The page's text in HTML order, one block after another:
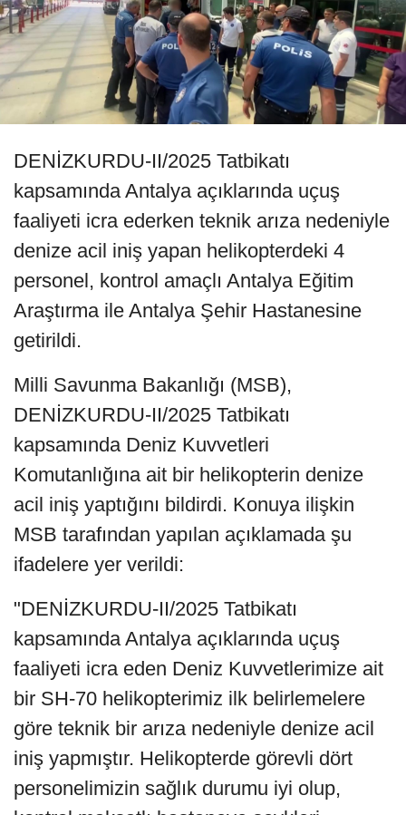
DENİZKURDU-II/2025 Tatbikatı
kapsamında Antalya açıklarında uçuş
faaliyeti icra ederken teknik arıza nedeniyle
denize acil iniş yapan helikopterdeki 4
personel, kontrol amaçlı Antalya Eğitim
Araştırma ile Antalya Şehir Hastanesine
getirildi.
Milli Savunma Bakanlığı (MSB),
DENİZKURDU-II/2025 Tatbikatı
kapsamında Deniz Kuvvetleri
Komutanlığına ait bir helikopterin denize
acil iniş yaptığını bildirdi. Konuya ilişkin
MSB tarafından yapılan açıklamada şu
ifadelere yer verildi:
"DENİZKURDU-II/2025 Tatbikatı
kapsamında Antalya açıklarında uçuş
faaliyeti icra eden Deniz Kuvvetlerimize ait
bir SH-70 helikopterimiz ilk belirlemelere
göre teknik bir arıza nedeniyle denize acil
iniş yapmıştır. Helikopterde görevli dört
personelimizin sağlık durumu iyi olup,